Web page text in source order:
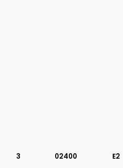
3 02400 E2